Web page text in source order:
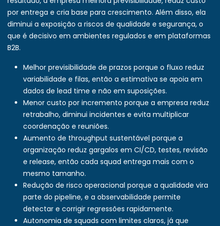
por entrega e cria base para crescimento. Além disso, ela
diminui a exposição a riscos de qualidade e segurança, o
que é decisivo em ambientes regulados e em plataformas
B2B.
Melhor previsibilidade de prazos porque o fluxo reduz
variabilidade e filas, então a estimativa se apoia em
dados de lead time e não em suposições.
Menor custo por incremento porque a empresa reduz
retrabalho, diminui incidentes e evita multiplicar
coordenação e reuniões.
Aumento de throughput sustentável porque a
organização reduz gargalos em CI/CD, testes, revisão
e release, então cada squad entrega mais com o
mesmo tamanho.
Redução de risco operacional porque a qualidade vira
parte do pipeline, e a observabilidade permite
detectar e corrigir regressões rapidamente.
Autonomia de squads com limites claros, já que